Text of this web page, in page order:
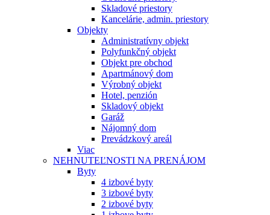
Skladové priestory
Kancelárie, admin. priestory
Objekty
Administratívny objekt
Polyfunkčný objekt
Objekt pre obchod
Apartmánový dom
Výrobný objekt
Hotel, penzión
Skladový objekt
Garáž
Nájomný dom
Prevádzkový areál
Viac
NEHNUTEĽNOSTI NA PRENÁJOM
Byty
4 izbové byty
3 izbové byty
2 izbové byty